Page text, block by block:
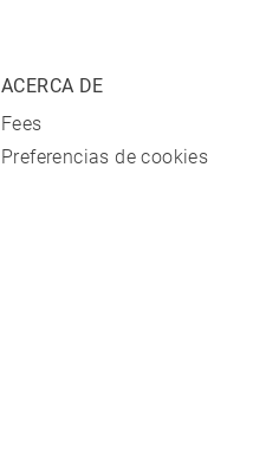
ACERCA DE
Fees
Preferencias de cookies